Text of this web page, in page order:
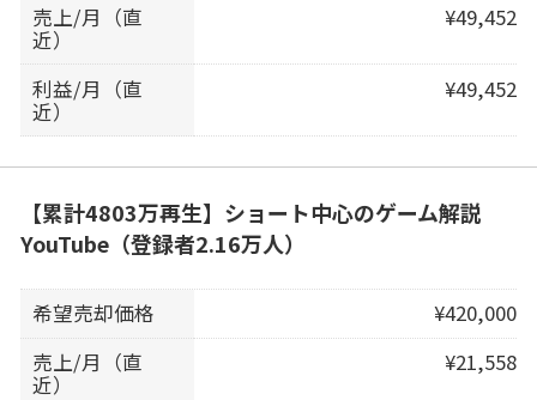
売上/月（直
近）
¥49,452
利益/月（直
近）
¥49,452
【累計4803万再生】ショート中心のゲーム解説
YouTube（登録者2.16万人）
希望売却価格
¥420,000
売上/月（直
近）
¥21,558